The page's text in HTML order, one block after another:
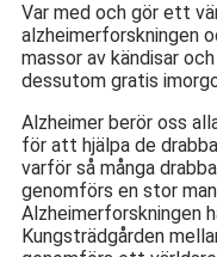
Var med och gör ett
alzheimerforskningen
massor av kändisar
dessutom gratis
Alzheimer berör oss
för att hjälpa de
varför så många
genomförs en stor
Alzheimerforskningen
Kungsträdgården